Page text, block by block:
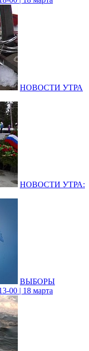
НОВОСТИ УТРА
НОВОСТИ УТРА:
ВЫБОРЫ
| 18 марта